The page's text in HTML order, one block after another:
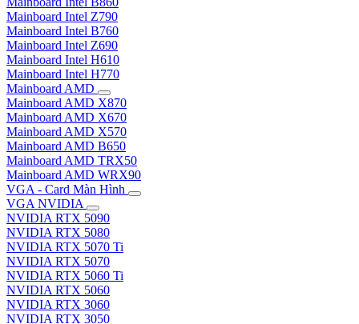
Mainboard Intel Z790
Mainboard Intel B760
Mainboard Intel Z690
Mainboard Intel H610
Mainboard Intel H770
Mainboard AMD
Mainboard AMD X870
Mainboard AMD X670
Mainboard AMD X570
Mainboard AMD B650
Mainboard AMD TRX50
Mainboard AMD WRX90
VGA - Card Màn Hình
VGA NVIDIA
NVIDIA RTX 5090
NVIDIA RTX 5080
NVIDIA RTX 5070 Ti
NVIDIA RTX 5070
NVIDIA RTX 5060 Ti
NVIDIA RTX 5060
NVIDIA RTX 3060
NVIDIA RTX 3050